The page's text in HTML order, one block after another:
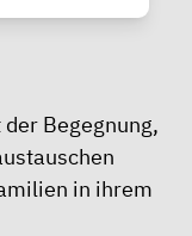
Begegnung,
in ihrem